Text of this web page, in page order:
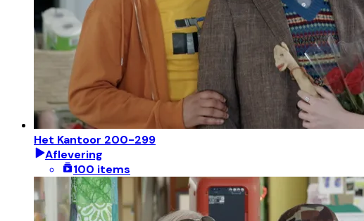
Het Kantoor 200-299
Aflevering
100 items